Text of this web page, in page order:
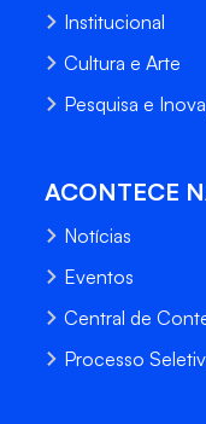
Institucional
Cultura e Arte
Pesquisa e
ACONTECE
Notícias
Eventos
Central de
Processo